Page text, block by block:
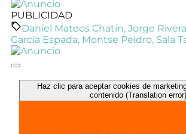
PUBLICIDAD
Daniel Mateos Chatín, Jorge Rivera
García Espada, Montse Peidro, Sala
Haz clic para aceptar cookies de
contenido (Translation error)